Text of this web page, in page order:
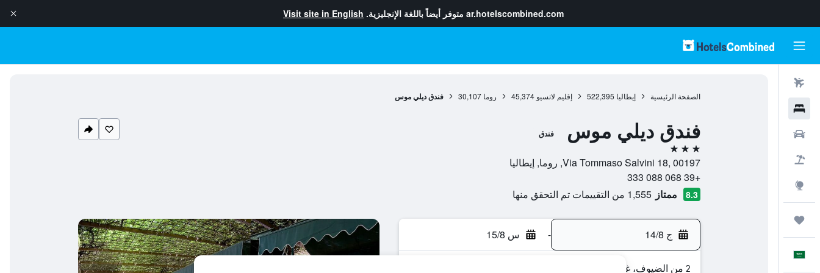
ar.hotelscombined.com متوفر أيضاً باللغة الإنجليزية. Visit site in English
الصفحة الرئيسية إيطاليا 522,395 إقليم لاتسيو 45,374 روما 30,107 فندق ديلي موس
فندق ديلي موس فندق
3 نجوم
Via Tommaso Salvini 18, 00197, روما, إيطاليا
+39 068 088 333
8.3 ممتاز 1,555 من التقييمات تم التحقق منها
ج 14/8 - س 15/8
2 من الضيوف، غرفة واحدة